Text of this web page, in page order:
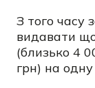
З того часу
видавати
(близько 4
грн) на одну